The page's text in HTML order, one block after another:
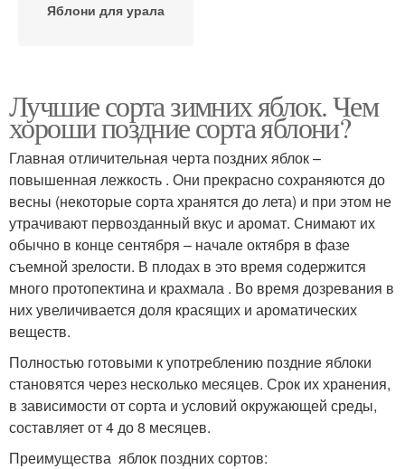
Яблони для урала
Лучшие сорта зимних яблок. Чем
хороши поздние сорта яблони?
Главная отличительная черта поздних яблок –
повышенная лежкость . Они прекрасно сохраняются до
весны (некоторые сорта хранятся до лета) и при этом не
утрачивают первозданный вкус и аромат. Снимают их
обычно в конце сентября – начале октября в фазе
съемной зрелости. В плодах в это время содержится
много протопектина и крахмала . Во время дозревания в
них увеличивается доля красящих и ароматических
веществ.
Полностью готовыми к употреблению поздние яблоки
становятся через несколько месяцев. Срок их хранения,
в зависимости от сорта и условий окружающей среды,
составляет от 4 до 8 месяцев.
Преимущества яблок поздних сортов: